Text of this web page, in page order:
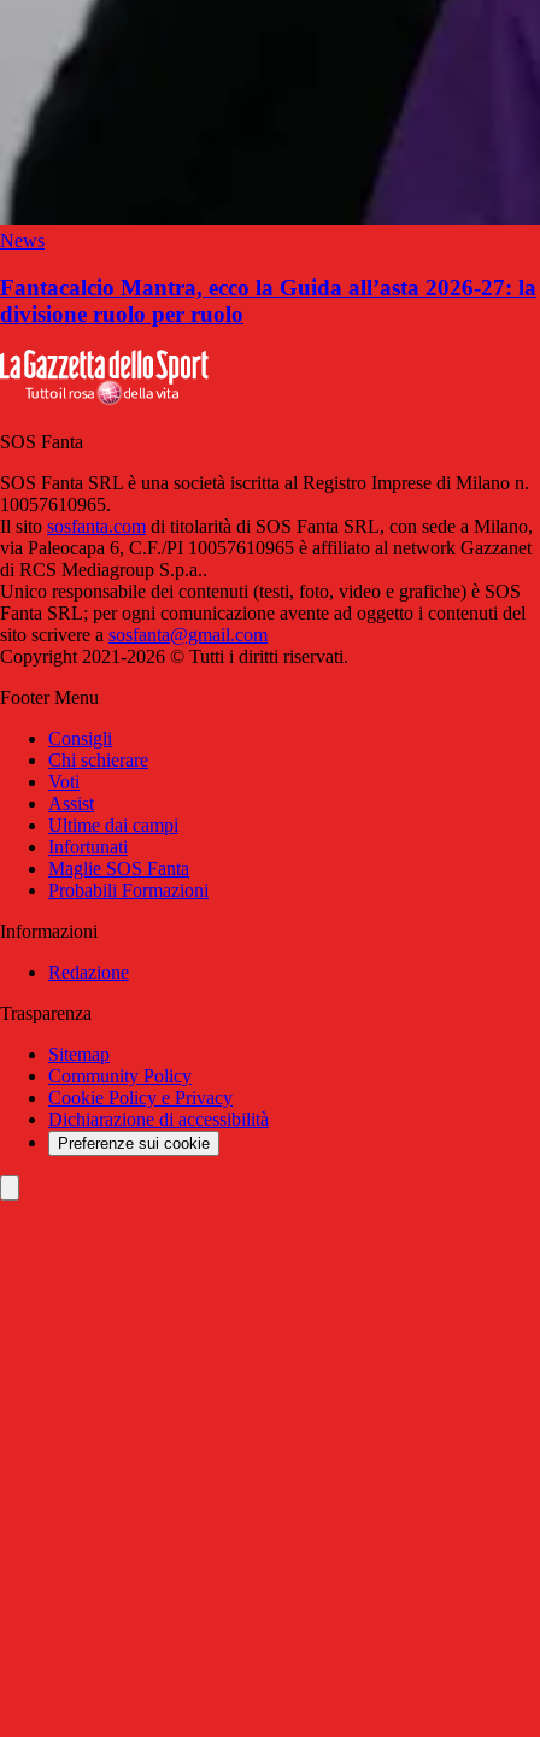
News
Fantacalcio Mantra, ecco la Guida all’asta 2026-27: la
divisione ruolo per ruolo
SOS Fanta
SOS Fanta SRL è una società iscritta al Registro Imprese di Milano n.
10057610965.
Il sito sosfanta.com di titolarità di SOS Fanta SRL, con sede a Milano,
via Paleocapa 6, C.F./PI 10057610965 è affiliato al network Gazzanet
di RCS Mediagroup S.p.a..
Unico responsabile dei contenuti (testi, foto, video e grafiche) è SOS
Fanta SRL; per ogni comunicazione avente ad oggetto i contenuti del
sito scrivere a sosfanta@gmail.com
Copyright 2021-2026 © Tutti i diritti riservati.
Footer Menu
Consigli
Chi schierare
Voti
Assist
Ultime dai campi
Infortunati
Maglie SOS Fanta
Probabili Formazioni
Informazioni
Redazione
Trasparenza
Sitemap
Community Policy
Cookie Policy e Privacy
Dichiarazione di accessibilità
Preferenze sui cookie